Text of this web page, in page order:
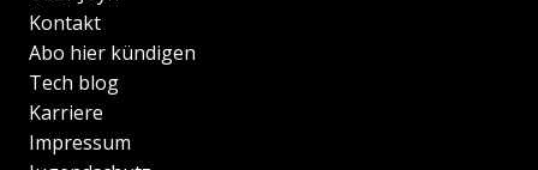
Kontakt
Abo hier kündigen
Tech blog
Karriere
Impressum